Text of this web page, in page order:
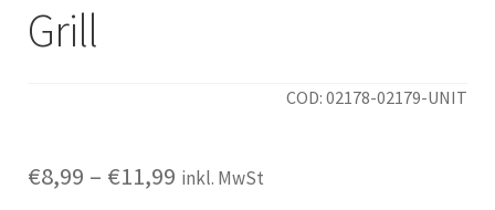
Grill
COD: 02178-02179-UNIT
€8,99 – €11,99 Preisspanne:
inkl. MwSt